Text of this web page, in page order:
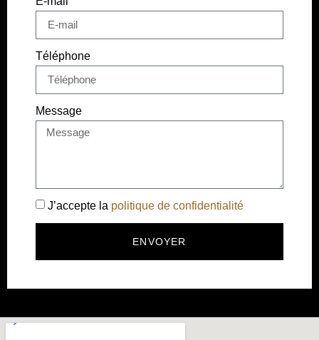
Téléphone
Message
J’accepte la politique de confidentialité
ENVOYER